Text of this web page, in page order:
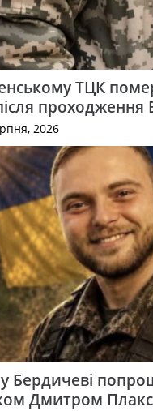
ТЦК
проходження
2026
Бердичеві
Дмитром